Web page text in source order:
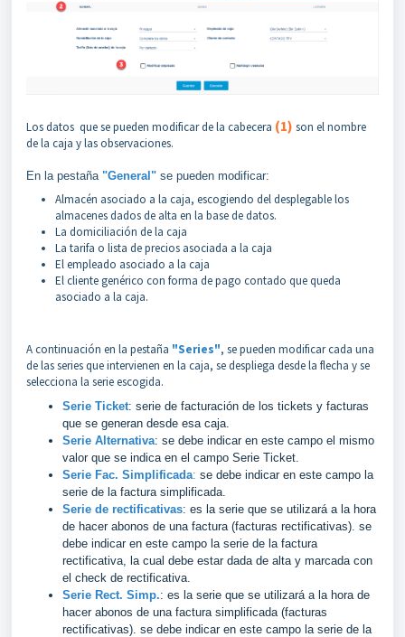
Los datos que se pueden modificar de la cabecera (1) son el nombre
de la caja y las observaciones.
En la pestaña "General" se pueden modificar:
Almacén asociado a la caja, escogiendo del desplegable los
almacenes dados de alta en la base de datos.
La domiciliación de la caja
La tarifa o lista de precios asociada a la caja
El empleado asociado a la caja
El cliente genérico con forma de pago contado que queda
asociado a la caja.
A continuación en la pestaña "Series", se pueden modificar cada una
de las series que intervienen en la caja, se despliega desde la flecha y se
selecciona la serie escogida.
Serie Ticket: serie de facturación de los tickets y facturas
que se generan desde esa caja.
Serie Alternativa: se debe indicar en este campo el mismo
valor que se indica en el campo Serie Ticket.
Serie Fac. Simplificada: se debe indicar en este campo la
serie de la factura simplificada.
Serie de rectificativas: es la serie que se utilizará a la hora
de hacer abonos de una factura (facturas rectificativas). se
debe indicar en este campo la serie de la factura
rectificativa, la cual debe estar dada de alta y marcada con
el check de rectificativa.
Serie Rect. Simp.: es la serie que se utilizará a la hora de
hacer abonos de una factura simplificada (facturas
rectificativas). se debe indicar en este campo la serie de la